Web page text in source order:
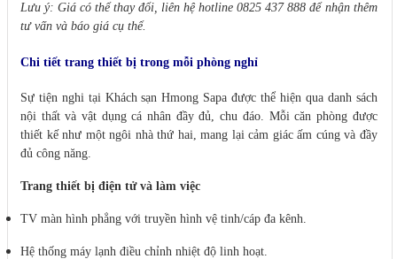
Lưu ý: Giá có thể thay đổi, liên hệ hotline 0825 437 888 để nhận thêm
tư vấn và báo giá cụ thể.
Chi tiết trang thiết bị trong mỗi phòng nghỉ
Sự tiện nghi tại Khách sạn Hmong Sapa được thể hiện qua danh sách
nội thất và vật dụng cá nhân đầy đủ, chu đáo. Mỗi căn phòng được
thiết kế như một ngôi nhà thứ hai, mang lại cảm giác ấm cúng và đầy
đủ công năng.
Trang thiết bị điện tử và làm việc
TV màn hình phẳng với truyền hình vệ tinh/cáp đa kênh.
Hệ thống máy lạnh điều chỉnh nhiệt độ linh hoạt.